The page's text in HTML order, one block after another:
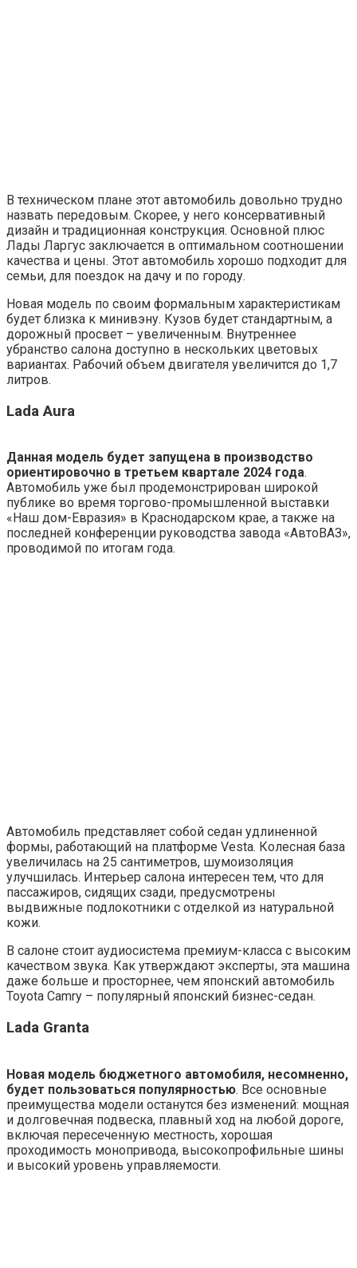
В техническом плане этот автомобиль довольно трудно
назвать передовым. Скорее, у него консервативный
дизайн и традиционная конструкция. Основной плюс
Лады Ларгус заключается в оптимальном соотношении
качества и цены. Этот автомобиль хорошо подходит для
семьи, для поездок на дачу и по городу.
Новая модель по своим формальным характеристикам
будет близка к минивэну. Кузов будет стандартным, а
дорожный просвет – увеличенным. Внутреннее
убранство салона доступно в нескольких цветовых
вариантах. Рабочий объем двигателя увеличится до 1,7
литров.
Lada Aura
Данная модель будет запущена в производство
ориентировочно в третьем квартале 2024 года.
Автомобиль уже был продемонстрирован широкой
публике во время торгово-промышленной выставки
«Наш дом-Евразия» в Краснодарском крае, а также на
последней конференции руководства завода «АвтоВАЗ»,
проводимой по итогам года.
Автомобиль представляет собой седан удлиненной
формы, работающий на платформе Vesta. Колесная база
увеличилась на 25 сантиметров, шумоизоляция
улучшилась. Интерьер салона интересен тем, что для
пассажиров, сидящих сзади, предусмотрены
выдвижные подлокотники с отделкой из натуральной
кожи.
В салоне стоит аудиосистема премиум-класса с высоким
качеством звука. Как утверждают эксперты, эта машина
даже больше и просторнее, чем японский автомобиль
Toyota Camry – популярный японский бизнес-седан.
Lada Granta
Новая модель бюджетного автомобиля, несомненно,
будет пользоваться популярностью. Все основные
преимущества модели останутся без изменений: мощная
и долговечная подвеска, плавный ход на любой дороге,
включая пересеченную местность, хорошая
проходимость монопривода, высокопрофильные шины
и высокий уровень управляемости.